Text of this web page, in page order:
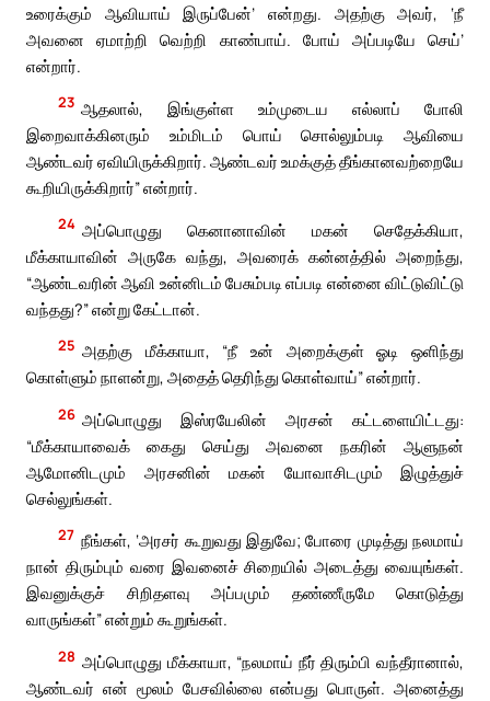
உரைக்கும் ஆவியாய் இருப்பேன்’ என்றது. அதற்கு அவர், ‘நீ
அவனை ஏமாற்றி வெற்றி காண்பாய். போய் அப்படியே செய்’
என்றார்.
23 ஆதலால், இங்குள்ள உம்முடைய எல்லாப் போலி
இறைவாக்கினரும் உம்மிடம் பொய் சொல்லும்படி ஆவியை
ஆண்டவர் ஏவியிருக்கிறார். ஆண்டவர் உமக்குத் தீங்கானவற்றையே
கூறியிருக்கிறார்” என்றார்.
24 அப்பொழுது கெனானாவின் மகன் செதேக்கியா,
மீக்காயாவின் அருகே வந்து, அவரைக் கன்னத்தில் அறைந்து,
“ஆண்டவரின் ஆவி உன்னிடம் பேசும்படி எப்படி என்னை விட்டுவிட்டு
வந்தது?” என்று கேட்டான்.
25 அதற்கு மீக்காயா, “நீ உன் அறைக்குள் ஓடி ஒளிந்து
கொள்ளும் நாளன்று, அதைத் தெரிந்து கொள்வாய்” என்றார்.
26 அப்பொழுது இஸ்ரயேலின் அரசன் கட்டளையிட்டது:
“மீக்காயாவைக் கைது செய்து அவனை நகரின் ஆளுநன்
ஆமோனிடமும் அரசனின் மகன் யோவாசிடமும் இழுத்துச்
செல்லுங்கள்.
27 நீங்கள், ‘அரசர் கூறுவது இதுவே; போரை முடித்து நலமாய்
நான் திரும்பும் வரை இவனைச் சிறையில் அடைத்து வையுங்கள்.
இவனுக்குச் சிறிதளவு அப்பமும் தண்ணீருமே கொடுத்து
வாருங்கள்” என்றும் கூறுங்கள்.
28 அப்பொழுது மீக்காயா, “நலமாய் நீர் திரும்பி வந்தீரானால்,
ஆண்டவர் என் மூலம் பேசவில்லை என்பது பொருள். அனைத்து